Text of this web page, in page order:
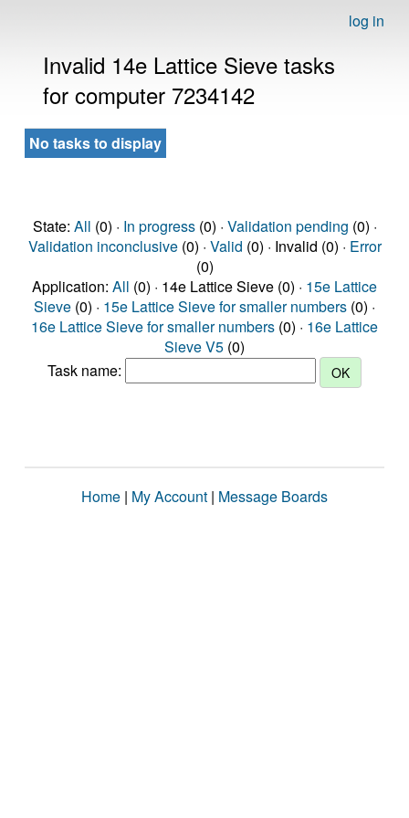
log in
Invalid 14e Lattice Sieve tasks
for computer 7234142
No tasks to display
State: All (0) · In progress(0) · Validation pending (0) ·
Validation inconclusive(0) · Valid (0) · Invalid (0) · Error
(0)
Application: All (0) · 14e Lattice Sieve (0) · 15e Lattice
Sieve (0) · 15e Lattice Sieve for smaller numbers (0) ·
16e Lattice Sieve for smaller numbers (0) · 16e Lattice
Sieve V5 (0)
Task name:
Home | My Account | Message Boards